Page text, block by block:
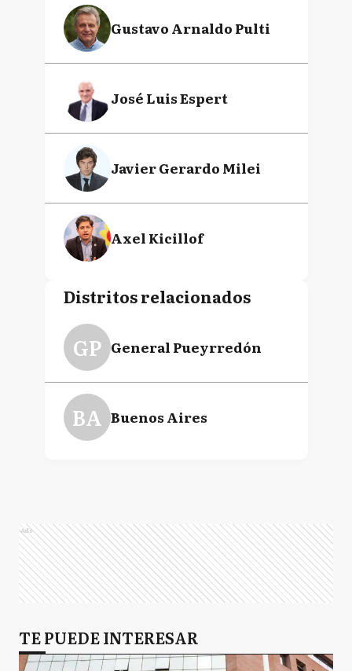
Gustavo Arnaldo Pulti
José Luis Espert
Javier Gerardo Milei
Axel Kicillof
Distritos relacionados
GP General Pueyrredón
BA Buenos Aires
Ads
TE PUEDE INTERESAR